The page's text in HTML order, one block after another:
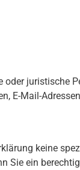
juristische
E-Mail-
keine
Sie ein